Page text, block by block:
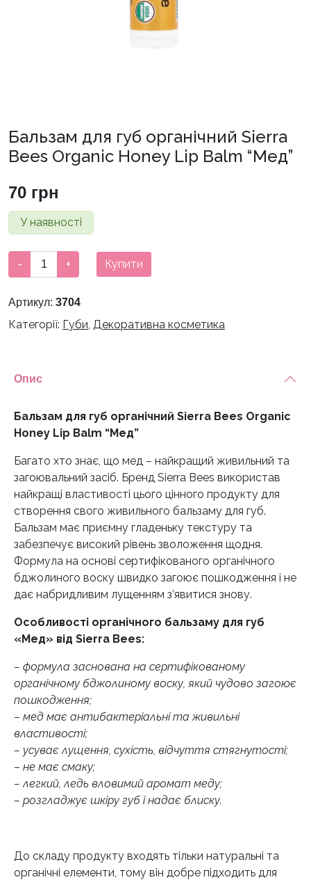
Бальзам для губ органічний Sierra
Bees Organic Honey Lip Balm “Мед”
70 грн
У наявності
Бальзам
для
органічний
Sierra
Honey
Balm
"Мед"
кількість
- + Купити
Артикул: 3704
Категорії: Губи, Декоративна косметика
Опис
Бальзам для губ органічний Sierra Bees Organic
Honey Lip Balm “Мед”
Багато хто знає, що мед – найкращий живильний та
загоювальний засіб. Бренд Sierra Bees використав
найкращі властивості цього цінного продукту для
створення свого живильного бальзаму для губ.
Бальзам має приємну гладеньку текстуру та
забезпечує високий рівень зволоження щодня.
Формула на основі сертифікованого органічного
бджолиного воску швидко загоює пошкодження і не
дає набридливим лущенням з’явитися знову.
Особливості органічного бальзаму для губ
«Мед» від Sierra Bees:
– формула заснована на сертифікованому
органічному бджолиному воску, який чудово загоює
пошкодження;
– мед має антибактеріальні та живильні
властивості;
– усуває лущення, сухість, відчуття стягнутості;
– не має смаку;
– легкий, ледь вловимий аромат меду;
– розгладжує шкіру губ і надає блиску.
До складу продукту входять тільки натуральні та
органічні елементи, тому він добре підходить для